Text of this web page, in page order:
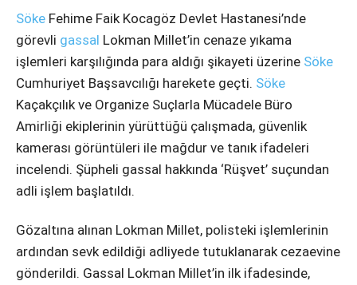
Söke Fehime Faik Kocagöz Devlet Hastanesi’nde
görevli gassal Lokman Millet’in cenaze yıkama
işlemleri karşılığında para aldığı şikayeti üzerine Söke
Cumhuriyet Başsavcılığı harekete geçti. Söke
Kaçakçılık ve Organize Suçlarla Mücadele Büro
Amirliği ekiplerinin yürüttüğü çalışmada, güvenlik
kamerası görüntüleri ile mağdur ve tanık ifadeleri
incelendi. Şüpheli gassal hakkında ‘Rüşvet’ suçundan
adli işlem başlatıldı.
Gözaltına alınan Lokman Millet, polisteki işlemlerinin
ardından sevk edildiği adliyede tutuklanarak cezaevine
gönderildi. Gassal Lokman Millet’in ilk ifadesinde,